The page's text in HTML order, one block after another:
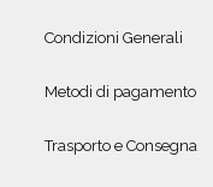
Condizioni Generali
Metodi di pagamento
Trasporto e Consegna